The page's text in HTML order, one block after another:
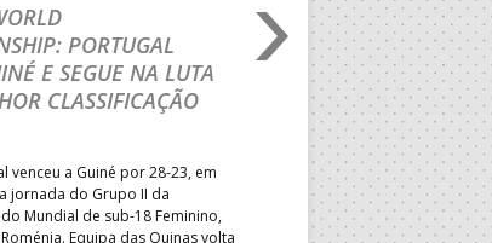
PORTUGAL
E SEGUE NA LUTA
CLASSIFICAÇÃO
venceu a Guiné por 28-23, em
jornada do Grupo II da
do Mundial de sub-18 Feminino,
Equipa das Quinas volta
M18 EHF EURO
CEDE DIANTE DA
MAIN ROUND
Segunda parte dominada
derrota portuguesa por 35-
Grupo II da Main Round do
Masculino, em Belgrado.
a entrar em campo esta
horas.